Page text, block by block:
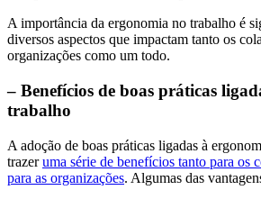
A importância da ergonomia no trabalho é
diversos aspectos que impactam tanto os
organizações como um todo.
– Benefícios de boas práticas
trabalho
A adoção de boas práticas ligadas à
trazeruma série de benefícios tanto para os
para as organizações. Algumas das